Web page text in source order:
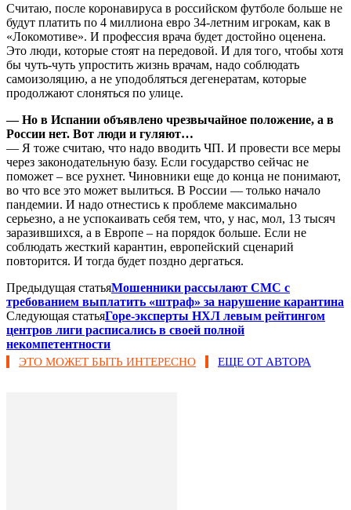
Считаю, после коронавируса в российском футболе больше не
будут платить по 4 миллиона евро 34-летним игрокам, как в
«Локомотиве». И профессия врача будет достойно оценена.
Это люди, которые стоят на передовой. И для того, чтобы хотя
бы чуть-чуть упростить жизнь врачам, надо соблюдать
самоизоляцию, а не уподобляться дегенератам, которые
продолжают слоняться по улице.
— Но в Испании объявлено чрезвычайное положение, а в
России нет. Вот люди и гуляют…
— Я тоже считаю, что надо вводить ЧП. И провести все меры
через законодательную базу. Если государство сейчас не
поможет – все рухнет. Чиновники еще до конца не понимают,
во что все это может вылиться. В России — только начало
пандемии. И надо отнестись к проблеме максимально
серьезно, а не успокаивать себя тем, что, у нас, мол, 13 тысяч
заразившихся, а в Европе – на порядок больше. Если не
соблюдать жесткий карантин, европейский сценарий
повторится. И тогда будет поздно дергаться.
Предыдущая статьяМошенники рассылают СМС с
требованием выплатить «штраф» за нарушение карантина
Следующая статьяГоре-эксперты НХЛ левым рейтингом
центров лиги расписались в своей полной
некомпетентности
ЭТО МОЖЕТ БЫТЬ ИНТЕРЕСНО ЕЩЕ ОТ АВТОРА